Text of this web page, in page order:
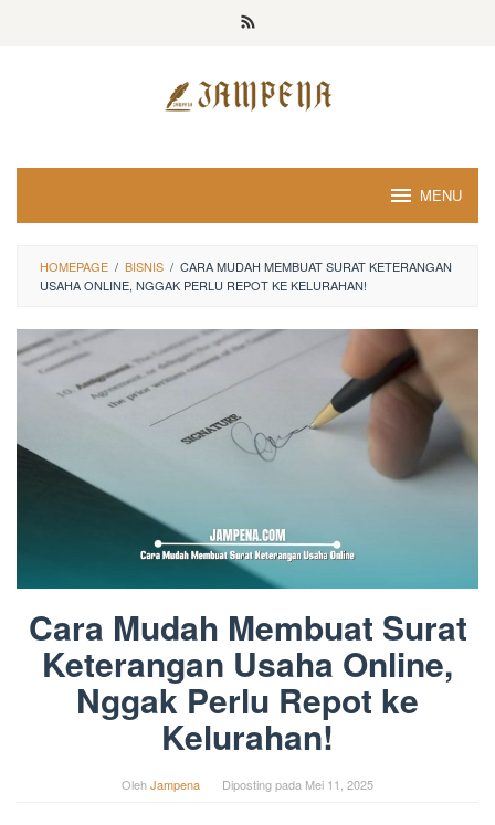
MENU
HOMEPAGE / BISNIS / CARA MUDAH MEMBUAT SURAT KETERANGAN
USAHA ONLINE, NGGAK PERLU REPOT KE KELURAHAN!
Cara Mudah Membuat Surat
Keterangan Usaha Online,
Nggak Perlu Repot ke
Kelurahan!
OlehJampena Diposting pada Mei 11, 2025